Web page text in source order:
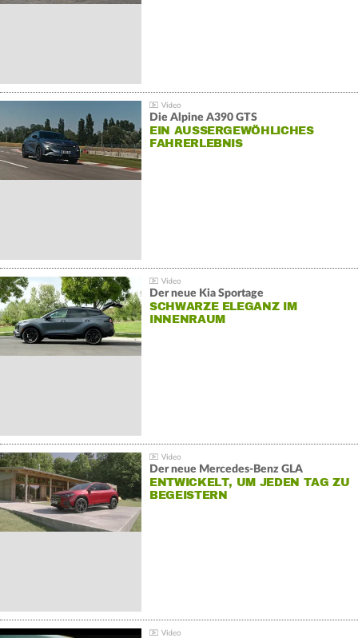
Die Alpine A390 GTS
EIN AUSSERGEWÖHLICHES F
AHRERLEBNIS
Der neue Kia Sportage
SCHWARZE ELEGANZ IM
INNENRAUM
Der neue Mercedes-Benz GLA
ENTWICKELT, UM JEDEN TAG ZU
BEGEISTERN